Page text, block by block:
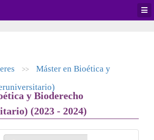
>>
Máster en Bioética y
y Bioderecho
(2023 - 2024)